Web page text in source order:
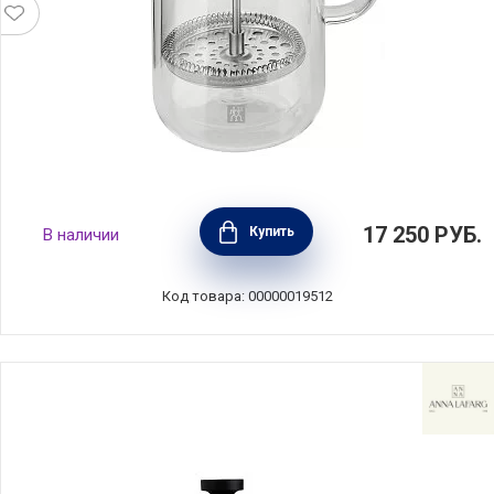
Френч-пресс с двойными стенками объем
750 мл, материал стекло, Zwilling J.A.
Henckels, Германия, 39500-300
В наличии Купить 17 250 РУБ.
Код товара: 00000019512